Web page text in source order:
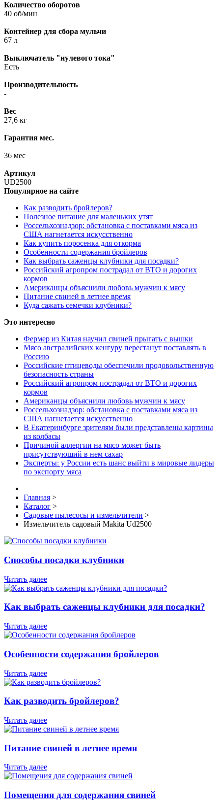
Количество оборотов
40 об/мин
Контейнер для сбора мульчи
67 л
Выключатель "нулевого тока"
Есть
Производительность
-
Вес
27,6 кг
Гарантия мес.
36 мес
Артикул
UD2500
Популярное на сайте
Как разводить бройлеров?
Полезное питание для маленьких утят
Россельхознадзор: обстановка с поставками мяса из
США нагнетается искусственно
Как купить поросенка для откорма
Особенности содержания бройлеров
Как выбрать саженцы клубники для посадки?
Российский агропром пострадал от ВТО и дорогих
кормов
Американцы объяснили любовь мужчин к мясу
Питание свиней в летнее время
Куда сажать семечки клубники?
Это интересно
Фермер из Китая научил свиней прыгать с вышки
Мясо австралийских кенгуру перестанут поставлять в
Россию
Российские птицеводы обеспечили продовольственную
безопасность страны
Российский агропром пострадал от ВТО и дорогих
кормов
Американцы объяснили любовь мужчин к мясу
Россельхознадзор: обстановка с поставками мяса из
США нагнетается искусственно
В Екатеринбурге зрителям были представлены картины
из колбасы
Причиной аллергии на мясо может быть
присутствуюший в нем сахар
Эксперты: у России есть шанс выйти в мировые лидеры
по экспорту мяса
Главная >
Каталог >
Садовые пылесосы и измельчители >
Измельчитель садовый Makita Ud2500
Способы посадки клубники
Читать далее
Как выбрать саженцы клубники для посадки?
Читать далее
Особенности содержания бройлеров
Читать далее
Как разводить бройлеров?
Читать далее
Питание свиней в летнее время
Читать далее
Помещения для содержания свиней